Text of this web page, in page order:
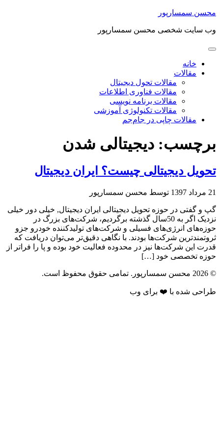
محسن سمسارپور
وب سایت شخصی محسن سمسارپور
خانه
مقالات
مقالات تحول دیجیتال
مقالات فناوری اطلاعات
مقالات برنامه نویسی
مقالات تکنولوژی آموزشی
مقالات چاپی در جام‌جم
برچسب: دیجیتالی شدن
تحویل دیجیتالی چیست؟ ایران دیجیتال
21 مرداد 1397 توسط محسن سمسارپور
گپ و گفتی در حوزه تحویل دیجیتالی ایران دیجیتال, خیلی دور خیلی
نزدیک اگر به 50سال گذشته برگردیم، شرکت‌های بزرگ در
حوزه‌های انرژی‌های فسیلی و شرکت‌های تولید‌کننده خودرو جزو
ثروتمندترین شرکت‌ها بودند. با نگاهی دقیق‌تر می‌توان دریافت که
قدرت این شرکت‌ها نیز در محدوده فعالیت خود بوده و پا را فراتر از
حوزه تخصصی خود […]
© 2026 محسن سمسارپور. تمامی حقوق محفوظ است.
طراحی شده با ❤️ برای وب